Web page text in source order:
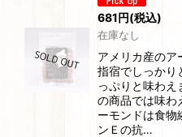
681円(税込)
在庫なし
アメリカ産のア
指宿でしっかり
っぷりと味わ
の商品では味わ
ーモンドは食物
ンＥの抗…